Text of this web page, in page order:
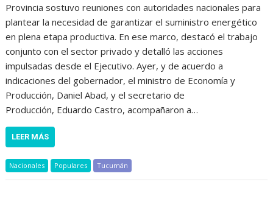
Provincia sostuvo reuniones con autoridades nacionales para
plantear la necesidad de garantizar el suministro energético
en plena etapa productiva. En ese marco, destacó el trabajo
conjunto con el sector privado y detalló las acciones
impulsadas desde el Ejecutivo. Ayer, y de acuerdo a
indicaciones del gobernador, el ministro de Economía y
Producción, Daniel Abad, y el secretario de
Producción, Eduardo Castro, acompañaron a…
LEER MÁS
Nacionales Populares Tucumán